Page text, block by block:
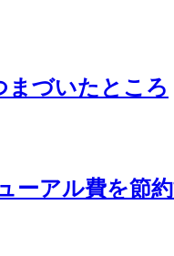
まづいたところ
ーアル費を節